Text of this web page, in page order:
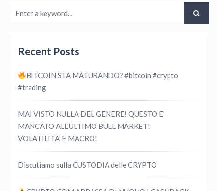
Recent Posts
BITCOIN STA MATURANDO? #bitcoin #crypto
#trading
MAI VISTO NULLA DEL GENERE! QUESTO E’
MANCATO ALL’ULTIMO BULL MARKET!
VOLATILITA’ E MACRO!
Discutiamo sulla CUSTODIA delle CRYPTO